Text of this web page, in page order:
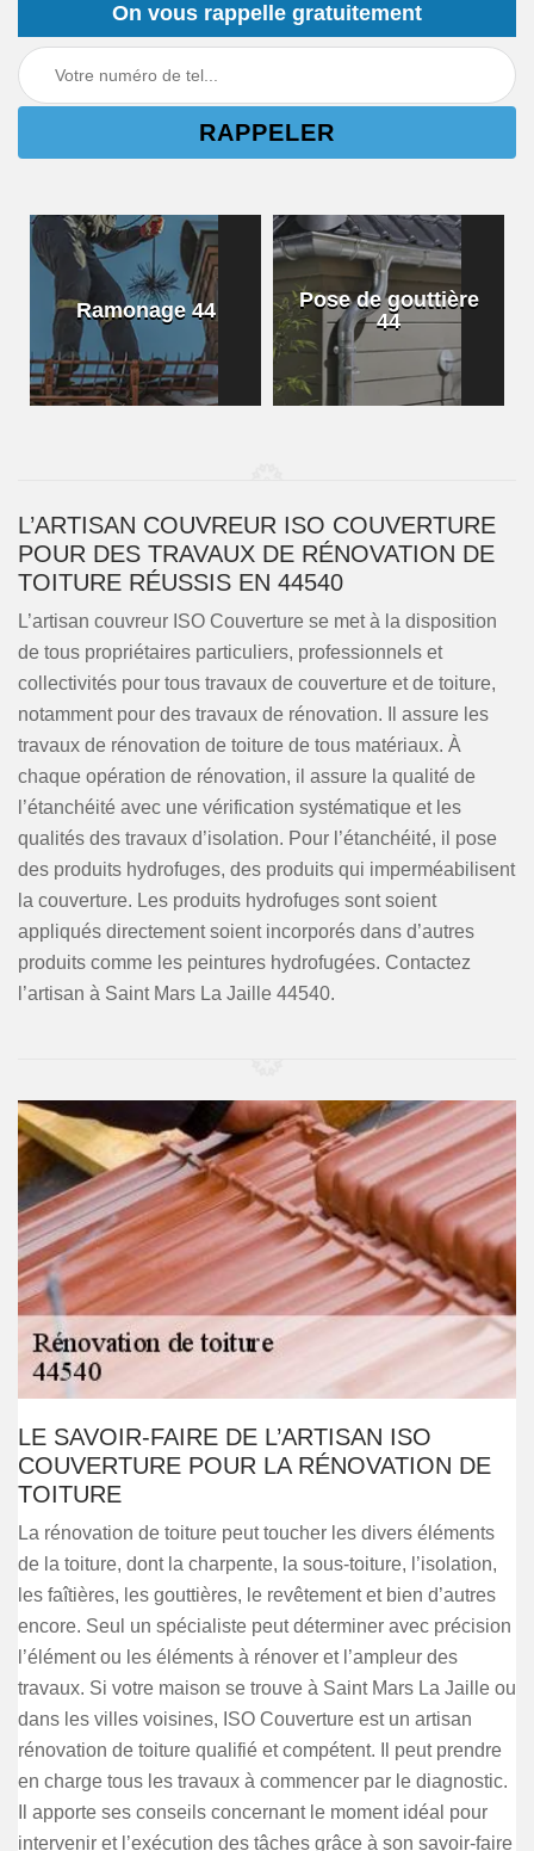
On vous rappelle gratuitement
Ramonage 44
Pose de gouttière
44
L’ARTISAN COUVREUR ISO COUVERTURE
POUR DES TRAVAUX DE RÉNOVATION DE
TOITURE RÉUSSIS EN 44540
L’artisan couvreur ISO Couverture se met à la disposition
de tous propriétaires particuliers, professionnels et
collectivités pour tous travaux de couverture et de toiture,
notamment pour des travaux de rénovation. Il assure les
travaux de rénovation de toiture de tous matériaux. À
chaque opération de rénovation, il assure la qualité de
l’étanchéité avec une vérification systématique et les
qualités des travaux d’isolation. Pour l’étanchéité, il pose
des produits hydrofuges, des produits qui imperméabilisent
la couverture. Les produits hydrofuges sont soient
appliqués directement soient incorporés dans d’autres
produits comme les peintures hydrofugées. Contactez
l’artisan à Saint Mars La Jaille 44540.
LE SAVOIR-FAIRE DE L’ARTISAN ISO
COUVERTURE POUR LA RÉNOVATION DE
TOITURE
La rénovation de toiture peut toucher les divers éléments
de la toiture, dont la charpente, la sous-toiture, l’isolation,
les faîtières, les gouttières, le revêtement et bien d’autres
encore. Seul un spécialiste peut déterminer avec précision
l’élément ou les éléments à rénover et l’ampleur des
travaux. Si votre maison se trouve à Saint Mars La Jaille ou
dans les villes voisines, ISO Couverture est un artisan
rénovation de toiture qualifié et compétent. Il peut prendre
en charge tous les travaux à commencer par le diagnostic.
Il apporte ses conseils concernant le moment idéal pour
intervenir et l’exécution des tâches grâce à son savoir-faire